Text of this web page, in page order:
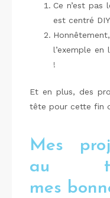
Ce n’est
est centré
l’exemple
!
Et en plus, des
tête pour cette fin
Mes
au
mes